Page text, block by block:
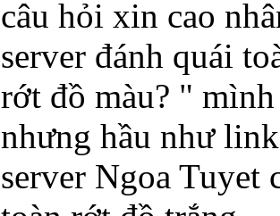
câu hỏi xin cao
server đánh quái
rớt đồ màu? "
nhưng hầu như
server Ngoa Tuyet